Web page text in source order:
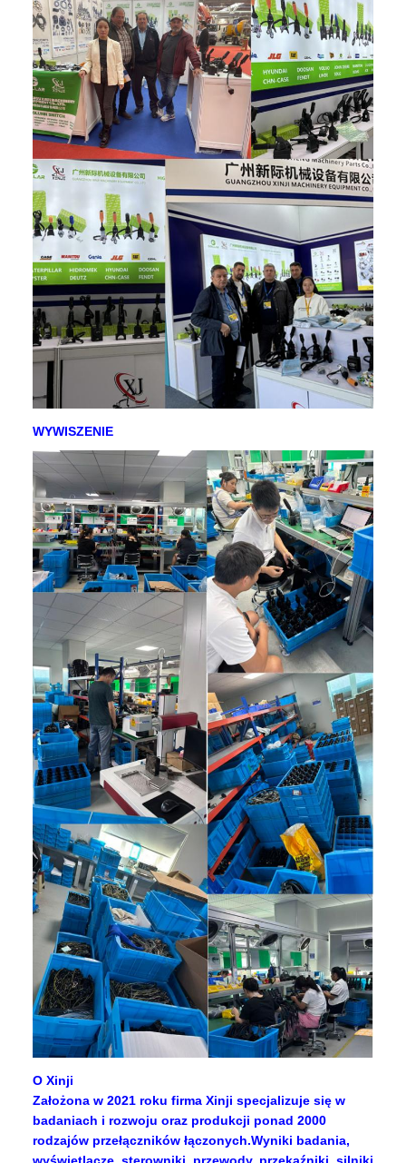
WYWISZENIE
O Xinji
Założona w 2021 roku firma Xinji specjalizuje się w
badaniach i rozwoju oraz produkcji ponad 2000
rodzajów przełączników łączonych.Wyniki badania,